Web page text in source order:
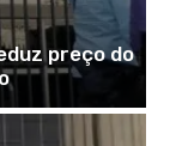
preço do